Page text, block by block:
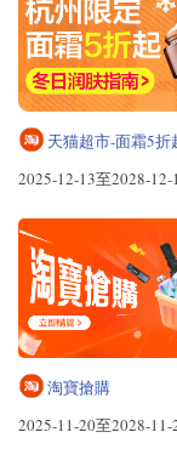
天猫超市-面霜5折
2025-12-13至2028-12-
淘寶搶購
2025-11-20至2028-11-